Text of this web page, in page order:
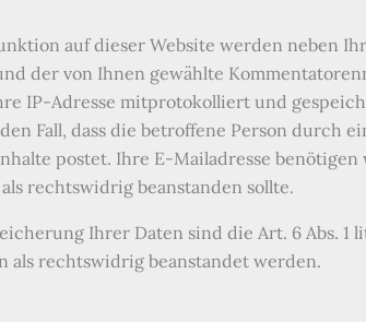
auf dieser Website werden neben
der von Ihnen gewählte
IP-Adresse mitprotokolliert und
Fall, dass die betroffene Person durch
postet. Ihre E-Mailadresse
rechtswidrig beanstanden sollte.
Ihrer Daten sind die Art. 6 Abs. 1
als rechtswidrig beanstandet werden.